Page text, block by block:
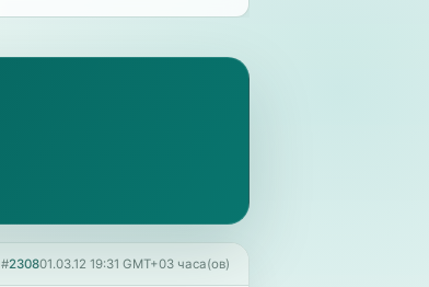
#230801.03.12 19:31 GMT+03 часа(ов)